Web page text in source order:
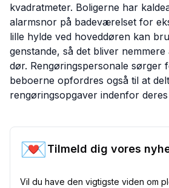
kvadratmeter. Boligerne har
alarmsnor på badeværelset for
lille hylde ved hoveddøren kan
genstande, så det bliver
dør. Rengøringspersonale sørger
beboerne opfordres også til at
rengøringsopgaver indenfor
💌Tilmeld dig vores
Vil du have den vigtigste viden om